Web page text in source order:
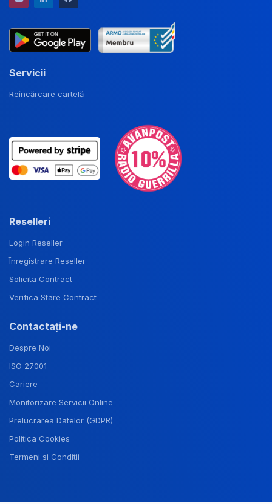
Servicii
Reîncărcare cartelă
Reselleri
Login Reseller
Înregistrare Reseller
Solicita Contract
Verifica Stare Contract
Contactați-ne
Despre Noi
ISO 27001
Cariere
Monitorizare Servicii Online
Prelucrarea Datelor (GDPR)
Politica Cookies
Termeni si Conditii